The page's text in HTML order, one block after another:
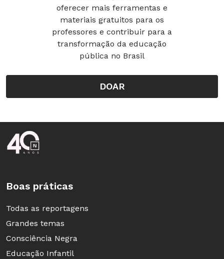
oferecer mais ferramentas e
materiais gratuitos para os
professores e contribuir para a
transformação da educação
pública no Brasil
DOAR
Rodapé da Nova Escola
Boas práticas
Todas as reportagens
Grandes temas
Consciência Negra
Educação Infantil